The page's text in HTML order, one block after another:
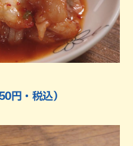
円・税込）